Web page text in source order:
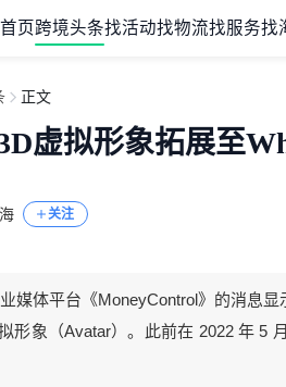
首页 跨境头条找活动找物流找服务找
正文
虚拟形象拓展至
关注
媒体平台《MoneyControl》的消息
形象（Avatar）。此前在 2022 年 5